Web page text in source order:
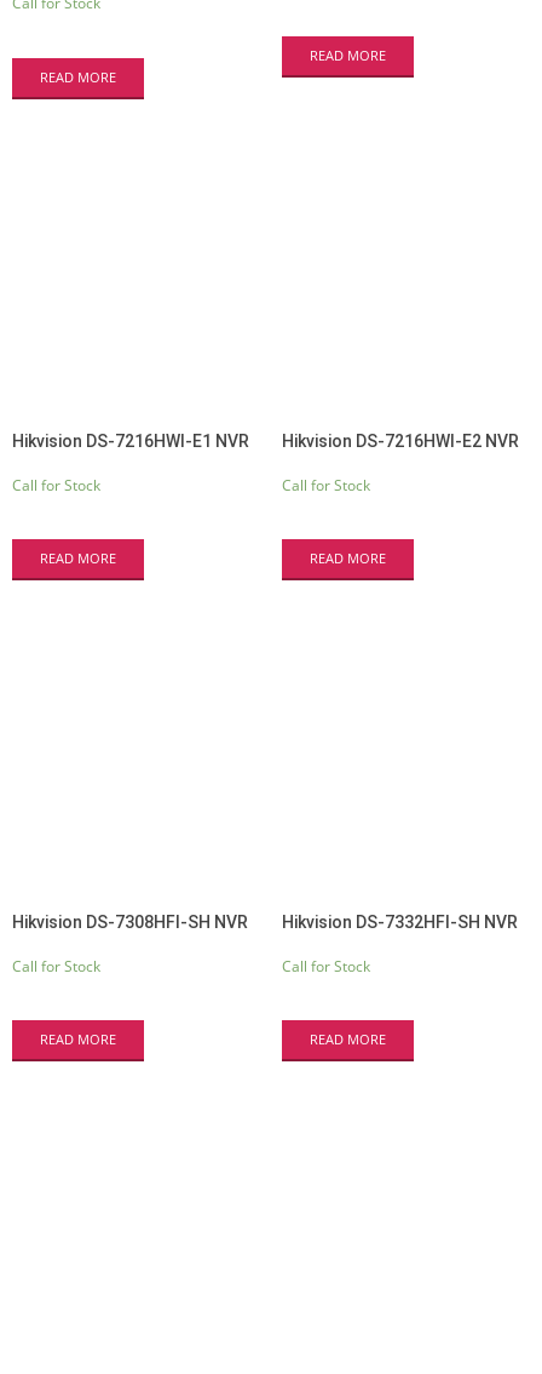
READ MORE
READ MORE
Hikvision DS-7216HWI-E1 NVR
Call for Stock
READ MORE
Hikvision DS-7216HWI-E2 NVR
Call for Stock
READ MORE
Hikvision DS-7308HFI-SH NVR
Call for Stock
READ MORE
Hikvision DS-7332HFI-SH NVR
Call for Stock
READ MORE